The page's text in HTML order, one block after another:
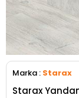
Marka : Starax
Starax